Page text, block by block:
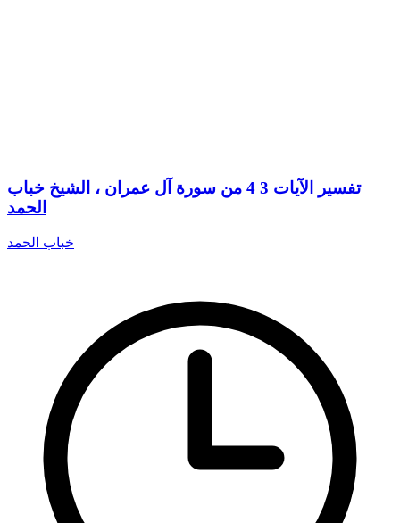
تفسير الآيات 3 4 من سورة آل عمران ، الشيخ خباب
الحمد
خباب الحمد